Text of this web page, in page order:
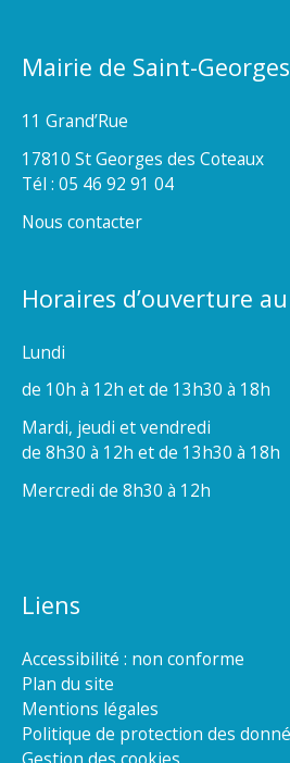
Mairie de Saint-
11 Grand’Rue
17810 St Georges des Coteaux
Tél : 05 46 92 91 04
Nous contacter
Horaires d’ouverture
Lundi
de 10h à 12h et de 13h30 à 18h
Mardi, jeudi et vendredi
de 8h30 à 12h et de 13h30 à 18h
Mercredi de 8h30 à 12h
Liens
Accessibilité : non conforme
Plan du site
Mentions légales
Politique de protection des